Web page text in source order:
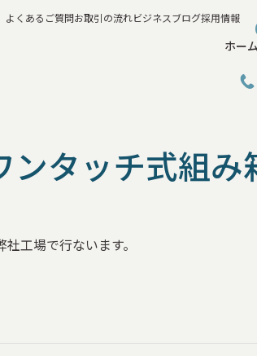
よくあるご質問 お取引の流れビジネスブログ採用情報
ホーム
タッチ式組み
工場で行ないます。